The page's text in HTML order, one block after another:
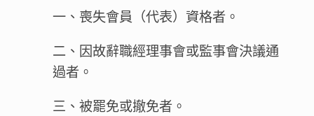
一、喪失會員（代表）資格者。
二、因故辭職經理事會或監事會決議通
過者。
三、被罷免或撤免者。